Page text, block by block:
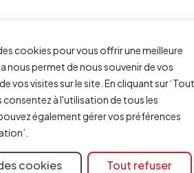
cookies pour vous offrir une meilleure
nous permet de nous souvenir de vos
vos visites sur le site. En cliquant sur ‘Tout
consentez à l'utilisation de tous les
également gérer vos préférences
cookies Tout refuser